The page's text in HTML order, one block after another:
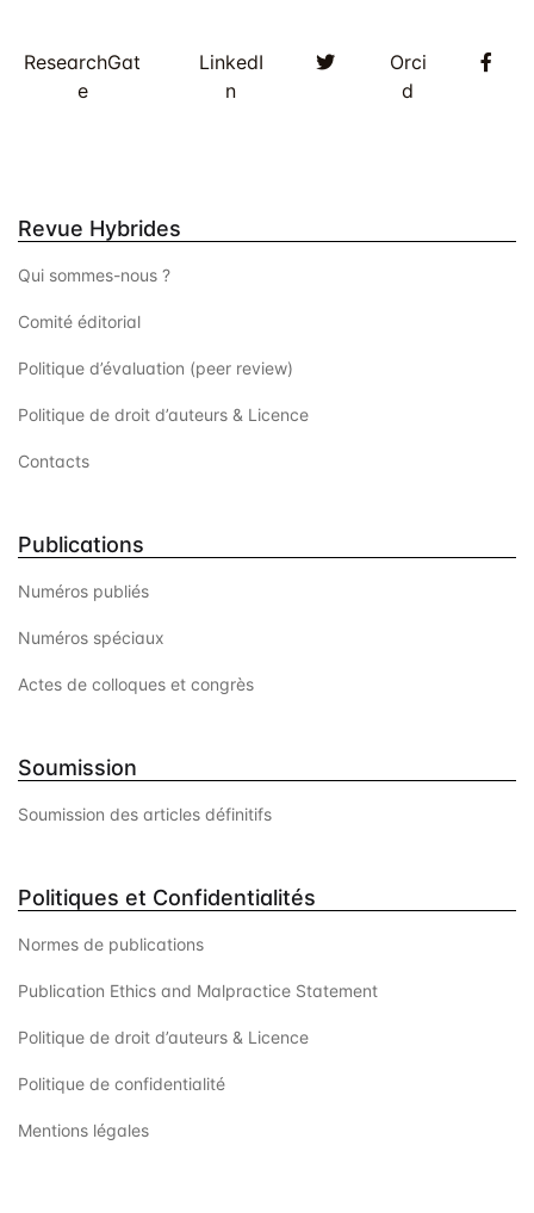
ResearchGat
e
LinkedI
n
TwitterOrci
d
Revue Hybrides
Qui sommes-nous ?
Comité éditorial
Politique d’évaluation (peer review)
Politique de droit d’auteurs & Licence
Contacts
Publications
Numéros publiés
Numéros spéciaux
Actes de colloques et congrès
Soumission
Soumission des articles définitifs
Politiques et Confidentialités
Normes de publications
Publication Ethics and Malpractice Statement
Politique de droit d’auteurs & Licence
Politique de confidentialité
Mentions légales